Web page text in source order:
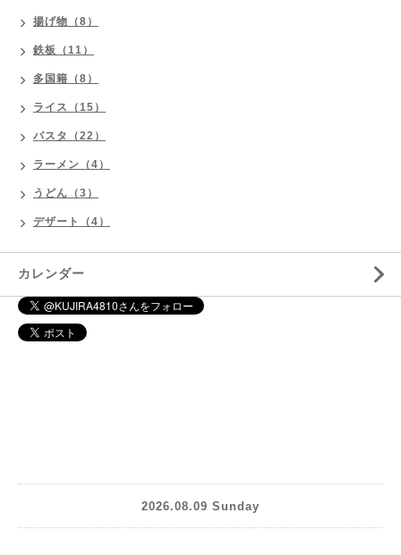
揚げ物（8）
鉄板（11）
多国籍（8）
ライス（15）
パスタ（22）
ラーメン（4）
うどん（3）
デザート（4）
カレンダー
2026.08.09 Sunday